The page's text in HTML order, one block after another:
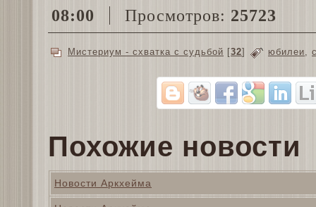
08:00
Просмотров: 25723
Мистериум - схватка с судьбой [32] юбилеи,
Похожие новости
Новости Аркхейма